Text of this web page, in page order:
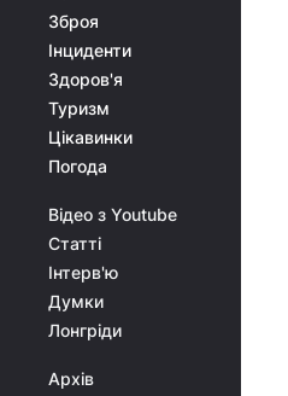
Зброя
Інциденти
Здоров'я
Туризм
Цікавинки
Погода
Відео з Youtube
Статті
Інтерв'ю
Думки
Лонгріди
Архів